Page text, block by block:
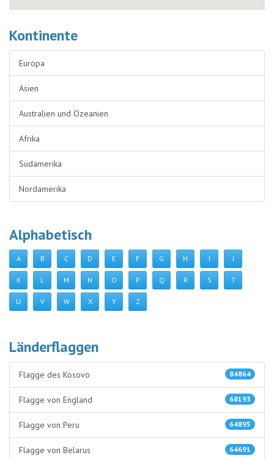
Kontinente
Europa
Asien
Australien und Ozeanien
Afrika
Südamerika
Nordamerika
Alphabetisch
A B C D E F G H I J
K L M N O P Q R S T
U V W X Y Z
Länderflaggen
84864
Flagge des Kosovo
68193
Flagge von England
64895
Flagge von Peru
64691
Flagge von Belarus